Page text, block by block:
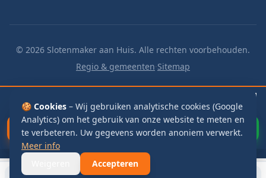
© 2026 Slotenmaker aan Huis. Alle rechten voorbehouden.
Regio & gemeenten·Sitemap
📬 Brievenbus€115
Bel Direct WhatsApp
🍪 Cookies – Wij gebruiken analytische cookies (Google
Analytics) om het gebruik van onze website te meten en
te verbeteren. Uw gegevens worden anoniem verwerkt.
Meer info
Accepteren